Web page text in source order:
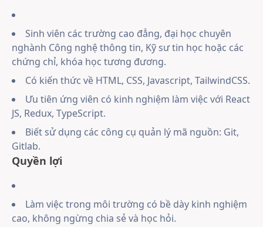
Sinh viên các trường cao đẳng, đại học chuyên
nghành Công nghệ thông tin, Kỹ sư tin học hoặc các
chứng chỉ, khóa học tương đương.
Có kiến thức về HTML, CSS, Javascript, TailwindCSS.
Ưu tiên ứng viên có kinh nghiệm làm việc với React
JS, Redux, TypeScript.
Biết sử dụng các công cụ quản lý mã nguồn: Git,
Gitlab.
Quyền lợi
Làm việc trong môi trường có bề dày kinh nghiệm
cao, không ngừng chia sẻ và học hỏi.